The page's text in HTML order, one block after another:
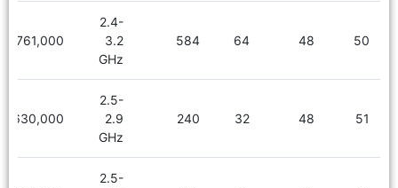
50
48
64
584
2.4-
3.2
GHz
7,761,000
51
48
32
240
2.5-
2.9
GHz
6,630,000
2.5-